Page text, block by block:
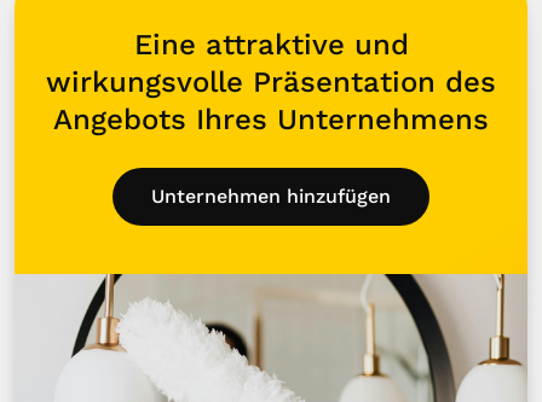
Eine attraktive und
wirkungsvolle Präsentation des
Angebots Ihres Unternehmens
Unternehmen hinzufügen